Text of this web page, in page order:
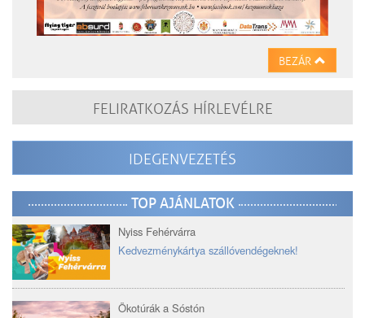
BEZÁR
FELIRATKOZÁS HÍRLEVÉLRE
IDEGENVEZETÉS
TOP AJÁNLATOK
Nyiss Fehérvárra
Kedvezménykártya szállóvendégeknek!
Ökotúrák a Sóstón